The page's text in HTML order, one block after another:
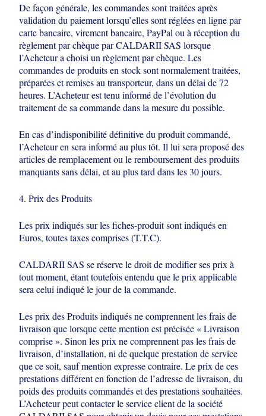
De façon générale, les commandes sont traitées après
validation du paiementlorsqu’elles sont réglées en ligne par
carte bancaire, virement bancaire, PayPal ouà réception du
règlement par chèque par CALDARII SAS lorsque
l’Acheteur achoisi un règlement par chèque. Les
commandes de produits en stock sontnormalement traitées,
préparées et remises au transporteur, dans un délai de 72
heures. L’Acheteur est tenu informé de l’évolution du
traitement de sa commandedans la mesure du possible.
En cas d’indisponibilité définitive du produit commandé,
l’Acheteur en sera informéau plus tôt. Il lui sera proposé des
articles de remplacement ou le remboursementdes produits
manquants sans délai, et au plus tard dans les 30 jours.
4. Prix des Produits
Les prix indiqués sur les fiches-produit sont indiqués en
Euros, toutes taxescomprises (T.T.C).
CALDARII SAS se réserve le droit de modifier ses prix à
tout moment, étanttoutefois entendu que le prix applicable
sera celui indiqué le jour de la commande.
Les prix des Produits indiqués ne comprennent les frais de
livraison que lorsquecette mention est précisée « Livraison
comprise ». Sinon les prix ne comprennentpas les frais de
livraison, d’installation, ni de quelque prestation de service
que cesoit, sauf mention expresse contraire. Le prix de ces
prestations différent enfonction de l’adresse de livraison, du
poids des produits commandés et desprestations souhaitées.
L’Acheteur peut contacter le service client de la société